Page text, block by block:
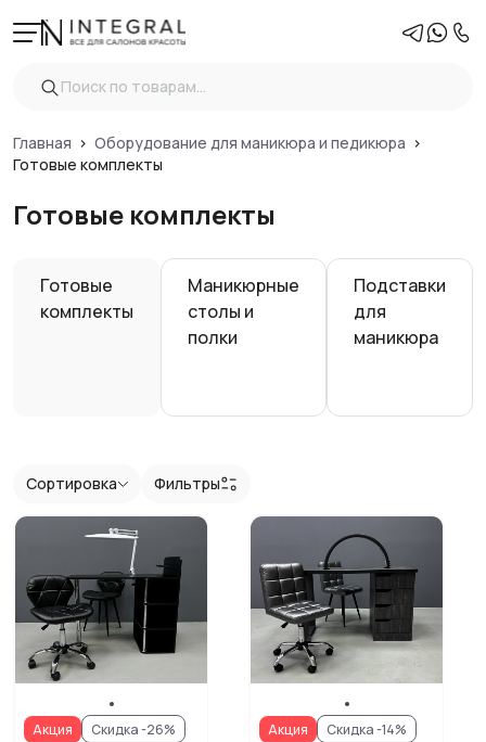
Главная
Оборудование для маникюра и педикюра
Готовые комплекты
Готовые комплекты
Готовые
комплекты
Маникюрные
столы и
полки
Подставки
для
маникюра
Очистить
Сортировка Фильтры
Акция Скидка -26% Акция Скидка -14%